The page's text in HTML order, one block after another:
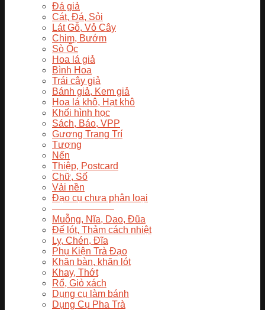
Đá giả
Cát, Đá, Sỏi
Lát Gỗ, Vỏ Cây
Chim, Bướm
Sò Ốc
Hoa lá giả
Bình Hoa
Trái cây giả
Bánh giả, Kem giả
Hoa lá khô, Hạt khô
Khối hình học
Sách, Báo, VPP
Gương Trang Trí
Tượng
Nến
Thiệp, Postcard
Chữ, Số
Vải nền
Đạo cụ chưa phân loại
——————–
Muỗng, Nĩa, Dao, Đũa
Đế lót, Thảm cách nhiệt
Ly, Chén, Đĩa
Phụ Kiện Trà Đạo
Khăn bàn, khăn lót
Khay, Thớt
Rổ, Giỏ xách
Dụng cụ làm bánh
Dụng Cụ Pha Trà